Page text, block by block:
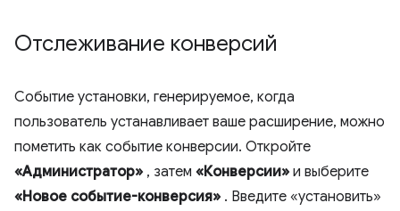
Отслеживание конверсий
Событие установки, генерируемое, когда
пользователь устанавливает ваше расширение, можно
пометить как событие конверсии. Откройте
«Администратор» , затем «Конверсии» и выберите
«Новое событие-конверсия» . Введите «установить»